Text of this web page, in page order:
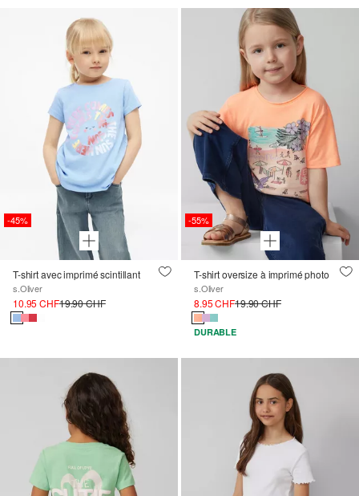
-45%
T-shirt avec imprimé scintillant
s.Oliver
10.95 CHF19.90 CHF
-55%
T-shirt oversize à imprimé photo
s.Oliver
8.95 CHF19.90 CHF
DURABLE